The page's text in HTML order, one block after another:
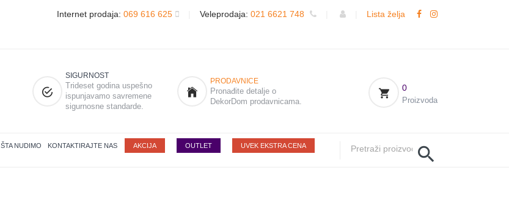
Internet prodaja: 069 616 625 Veleprodaja: 021 6621 748 Lista želja
SIGURNOST
Trideset godina uspešno
ispunjavamo savremene
sigurnosne standarde.
PRODAVNICE
Pronađite detalje o
DekorDom prodavnicama.
0
Proizvoda
ŠTA NUDIMO KONTAKTIRAJTE NAS AKCIJA OUTLET UVEK EKSTRA CENA